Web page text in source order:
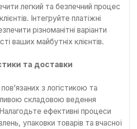
легкий та безпечний процес
Інтегруйте платіжні
різноманітні варіанти
ваших майбутніх клієнтів.
та доставки
з логістикою та
складовою ведення
ефективні процеси
упаковки товарів та вчасної